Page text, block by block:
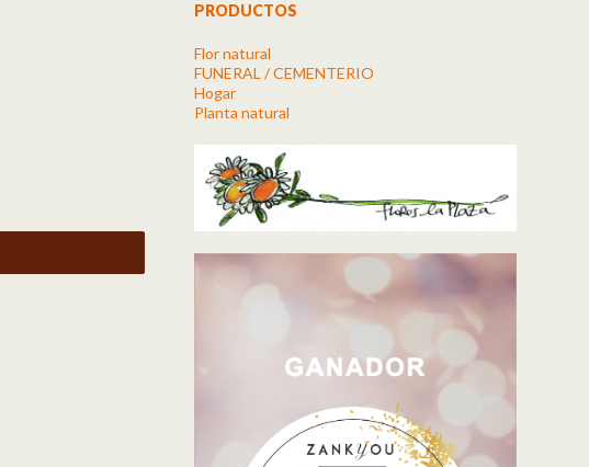
PRODUCTOS
Flor natural
FUNERAL / CEMENTERIO
Hogar
Planta natural